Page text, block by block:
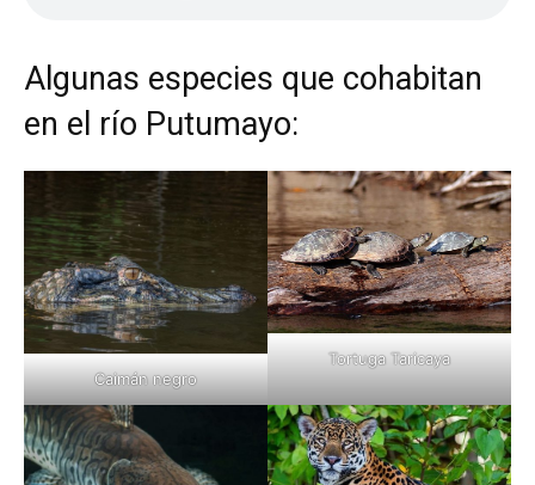
Algunas especies que cohabitan
en el río Putumayo:
Caimán negro
Tortuga Taricaya